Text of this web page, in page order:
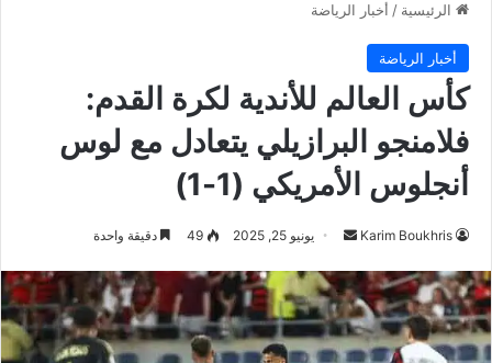
الرئيسية / أخبار الرياضة
أخبار الرياضة
كأس العالم للأندية لكرة القدم:
فلامنجو البرازيلي يتعادل مع لوس
أنجلوس الأمريكي (1-1)
Karim Boukhris
أرسل
إلكترونيا
يونيو 25, 2025 49 دقيقة واحدة